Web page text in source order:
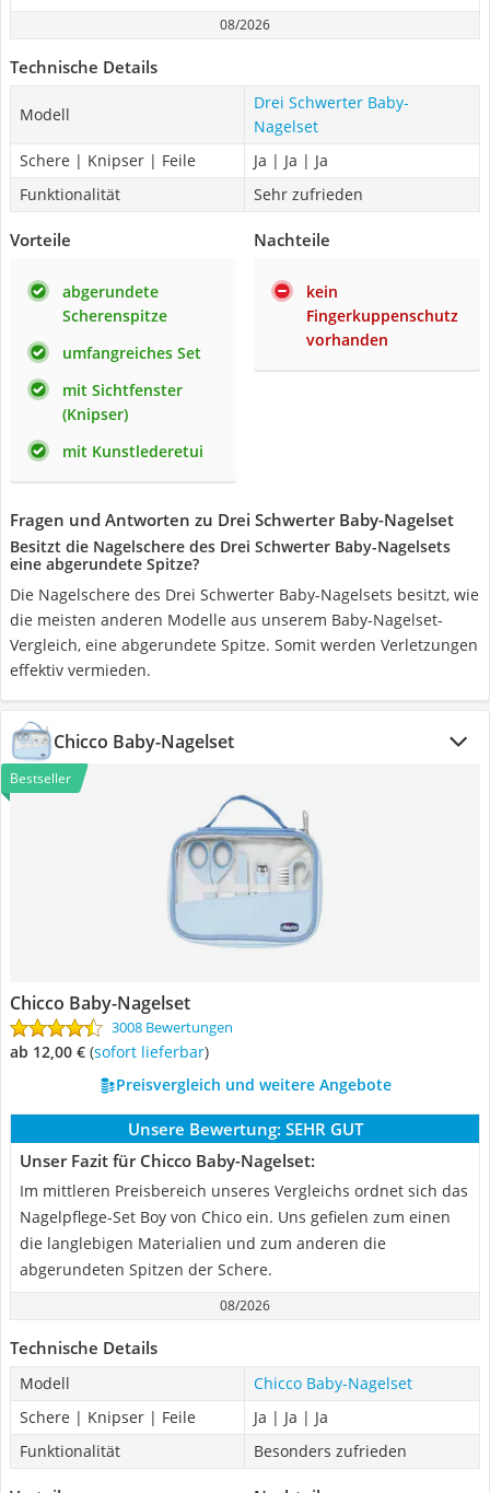
08/2026
Technische Details
Modell
Drei Schwerter Baby-
Nagelset
Schere | Knipser | Feile
Ja | Ja | Ja
Funktionalität
Sehr zufrieden
Vorteile
abgerundete
Scherenspitze
umfangreiches Set
mit Sichtfenster
(Knipser)
mit Kunstlederetui
Nachteile
kein
Fingerkuppenschutz
vorhanden
Fragen und Antworten zu Drei Schwerter Baby-Nagelset
Besitzt die Nagelschere des Drei Schwerter Baby-Nagelsets
eine abgerundete Spitze?
Die Nagelschere des Drei Schwerter Baby-Nagelsets besitzt, wie
die meisten anderen Modelle aus unserem Baby-Nagelset-
Vergleich, eine abgerundete Spitze. Somit werden Verletzungen
effektiv vermieden.
Chicco Baby-Nagelset
Bestseller
Chicco Baby-Nagelset
3008 Bewertungen
ab 12,00 € ( Sofort lieferbar)
Preisvergleich und weitere Angebote
Unsere Bewertung: SEHR GUT
Unser Fazit für Chicco Baby-Nagelset:
Im mittleren Preisbereich unseres Vergleichs ordnet sich das
Nagelpflege-Set Boy von Chico ein. Uns gefielen zum einen
die langlebigen Materialien und zum anderen die
abgerundeten Spitzen der Schere.
08/2026
Technische Details
Modell
Chicco Baby-Nagelset
Schere | Knipser | Feile
Ja | Ja | Ja
Funktionalität
Besonders zufrieden